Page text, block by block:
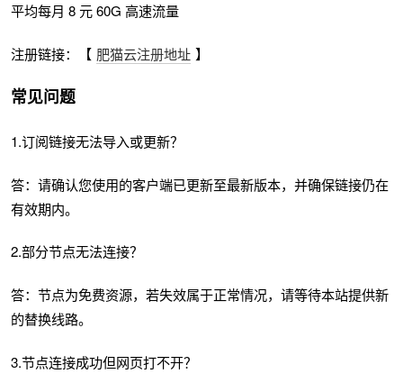
平均每月 8 元 60G 高速流量
注册链接：【 肥猫云注册地址 】
常见问题
1.订阅链接无法导入或更新？
答：请确认您使用的客户端已更新至最新版本，并确保链接仍在
有效期内。
2.部分节点无法连接？
答：节点为免费资源，若失效属于正常情况，请等待本站提供新
的替换线路。
3.节点连接成功但网页打不开？